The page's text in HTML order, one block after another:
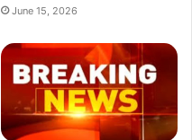
June 15, 2026